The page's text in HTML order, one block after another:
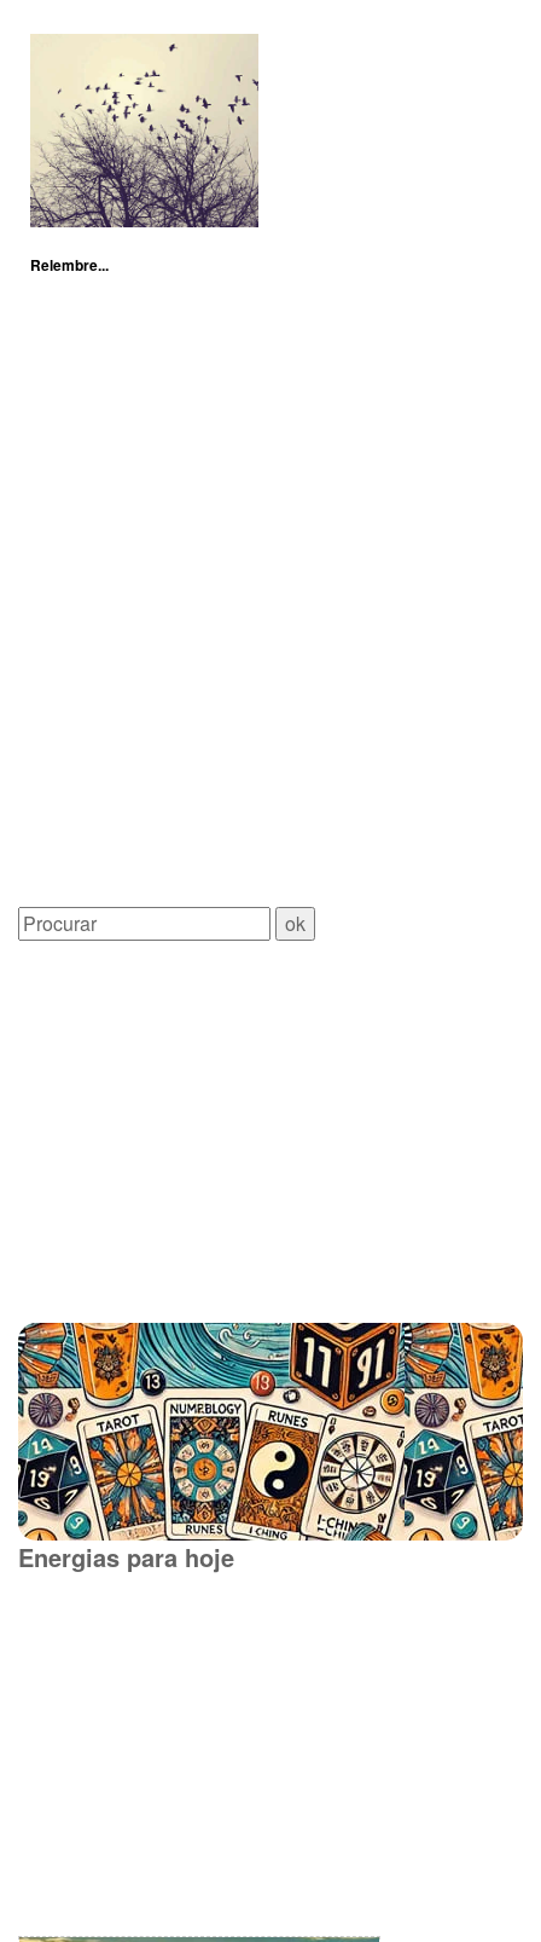
Relembre...
Energias para hoje